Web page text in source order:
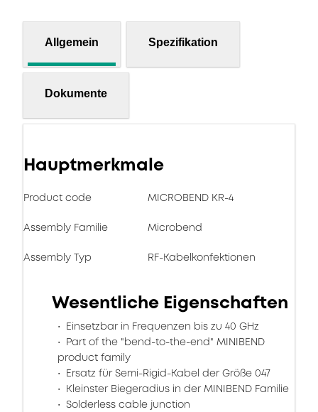
Allgemein Spezifikation
Dokumente
Hauptmerkmale
Product code MICROBEND KR-4
Assembly Familie Microbend
Assembly Typ RF-Kabelkonfektionen
Wesentliche Eigenschaften
Einsetzbar in Frequenzen bis zu 40 GHz
Part of the "bend-to-the-end" MINIBEND
product family
Ersatz für Semi-Rigid-Kabel der Größe 047
Kleinster Biegeradius in der MINIBEND Familie
Solderless cable junction